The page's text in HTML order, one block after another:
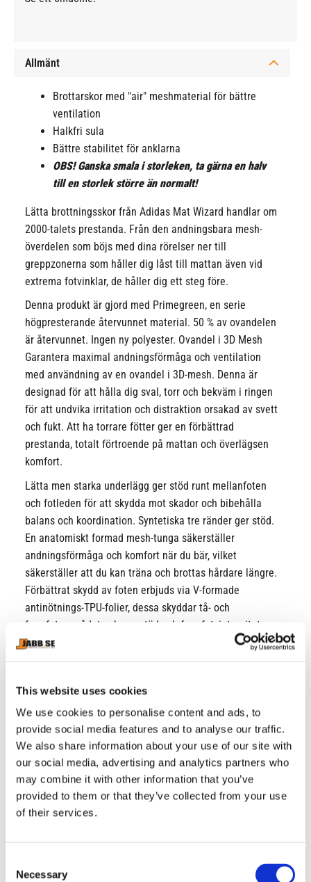
This website uses cookies
We use cookies to personalise content and ads, to
provide social media features and to analyse our traffic.
We also share information about your use of our site with
our social media, advertising and analytics partners who
may combine it with other information that you’ve
provided to them or that they’ve collected from your use
of their services.
Necessary
Allmänt
Brottarskor med "air" meshmaterial för bättre
ventilation
Halkfri sula
Bättre stabilitet för anklarna
OBS! Ganska smala i storleken, ta gärna en halv
till en storlek större än normalt!
Lätta brottningsskor från Adidas Mat Wizard handlar om
2000-talets prestanda. Från den andningsbara mesh-
överdelen som böjs med dina rörelser ner till
greppzonerna som håller dig låst till mattan även vid
extrema fotvinklar, de håller dig ett steg före.
Denna produkt är gjord med Primegreen, en serie
högpresterande återvunnet material. 50 % av ovandelen
är återvunnet. Ingen ny polyester. Ovandel i 3D Mesh
Garantera maximal andningsförmåga och ventilation
med användning av en ovandel i 3D-mesh. Denna är
designad för att hålla dig sval, torr och bekväm i ringen
för att undvika irritation och distraktion orsakad av svett
och fukt. Att ha torrare fötter ger en förbättrad
prestanda, totalt förtroende på mattan och överlägsen
komfort.
Lätta men starka underlägg ger stöd runt mellanfoten
och fotleden för att skydda mot skador och bibehålla
balans och koordination. Syntetiska tre ränder ger stöd.
En anatomiskt formad mesh-tunga säkerställer
andningsförmåga och komfort när du bär, vilket
säkerställer att du kan träna och brottas hårdare längre.
Förbättrat skydd av foten erbjuds via V-formade
antinötnings-TPU-folier, dessa skyddar tå- och
framfotsområdet och ger stöd och framfotsintegritet.
Dämpande mellansula En innersula hjälper till att
komfort till din prestation eftersom du kan lita på att din
sko bibehåller balansen och förbättrar ditt fotfäste på
mattan.
One Piece Yttersula Håll kontakten med mattan tack
vare yttersulan i ett stycke. Yttersulan ger optimalt
grepp och säkert fotfäste på mattan, och ger ett fullt,
obegränsat rörelseomfång i varje riktning så att du inte
den bästa positionen, speciellt i de tuffaste matcherna